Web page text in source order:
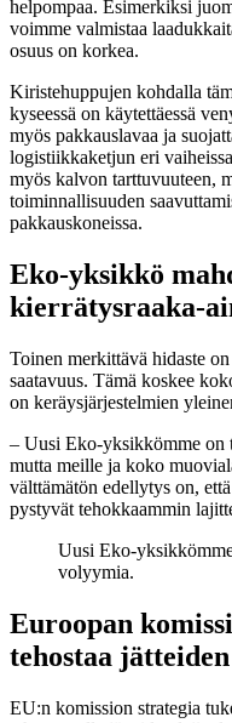
helpompaa. Esimerkiksi
voimme valmistaa
osuus on korkea.
Kiristehuppujen kohdalla
kyseessä on käytettäessä
myös pakkauslavaa ja
logistiikkaketjun eri
myös kalvon tarttuvuuteen,
toiminnallisuuden
pakkauskoneissa.
Eko-yksikkö
kierrätysraaka-
Toinen merkittävä hidaste
saatavuus. Tämä koskee
on keräysjärjestelmien
– Uusi Eko-yksikkömme on
mutta meille ja koko
välttämätön edellytys on,
pystyvät tehokkaammin
Uusi Eko-
volyymia.
Euroopan
tehostaa
EU:n komission strategia